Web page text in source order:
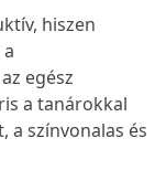
hiszen
egész
a tanárokkal
a színvonalas és